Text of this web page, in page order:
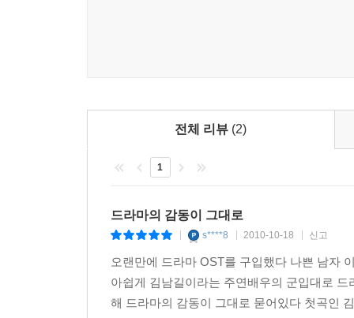
전체 리뷰 (2)
1
드라마의 감동이 그대로
s****8 2010-10-18 신고
오랜만에 드라마 OST를 구입했다 나쁜 남자
아쉽게 김남길이라는 주연배우의 군입대로
해 드라마의 감동이 그대로 묻어있다 첫곡인